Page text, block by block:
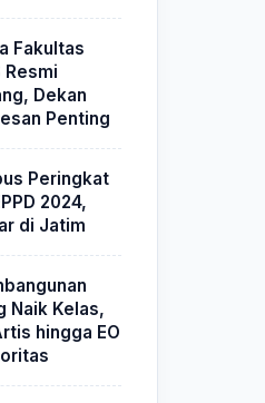
Fakultas
Resmi
Dekan
Penting
Peringkat
2024,
di Jatim
Naik Kelas,
hingga EO